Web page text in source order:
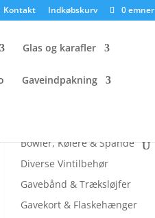
Kontakt Indkøbskurv 0 emner
Glas og karafler
Gaveindpakning
Bowler, Kølere & Spande
Diverse Vintilbehør
Gavebånd & Træksløjfer
Gavekort & Flaskehænger